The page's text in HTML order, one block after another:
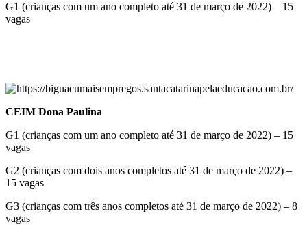
G1 (crianças com um ano completo até 31 de março de 2022) – 15
vagas
CEIM Dona Paulina
G1 (crianças com um ano completo até 31 de março de 2022) – 15
vagas
G2 (crianças com dois anos completos até 31 de março de 2022) –
15 vagas
G3 (crianças com três anos completos até 31 de março de 2022) – 8
vagas